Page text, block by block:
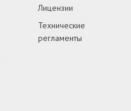
Лицензии
Технические
регламенты